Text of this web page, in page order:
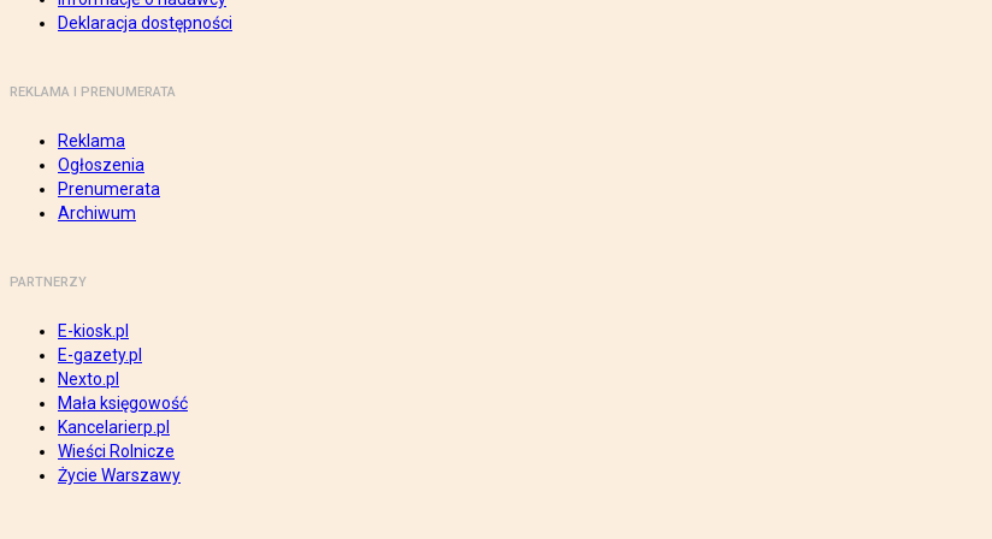
Deklaracja dostępności
REKLAMA I PRENUMERATA
Reklama
Ogłoszenia
Prenumerata
Archiwum
PARTNERZY
E-kiosk.pl
E-gazety.pl
Nexto.pl
Mała księgowość
Kancelarierp.pl
Wieści Rolnicze
Życie Warszawy